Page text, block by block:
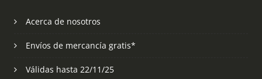
Acerca de nosotros
Envíos de mercancía gratis*
Válidas hasta 22/11/25